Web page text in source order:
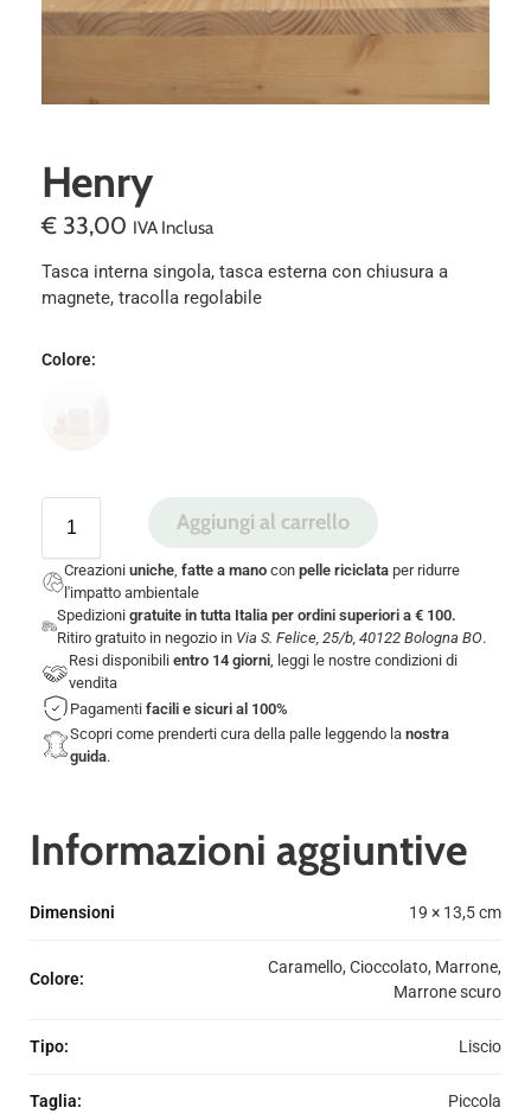
Henry
€ 33,00 IVA Inclusa
Tasca interna singola, tasca esterna con chiusura a
magnete, tracolla regolabile
Colore:
Aggiungi al carrello
Creazioniuniche,fatte a mano conpelle riciclata per ridurre
l'impatto ambientale
Spedizioni gratuite in tutta Italia per ordini superiori a € 100.
Ritiro gratuito in negozio in Via S. Felice, 25/b, 40122 Bologna BO.
Resi disponibili entro 14 giorni, leggi le nostre condizioni di
vendita
Pagamenti facili e sicuri al 100%
Scopri come prenderti cura della palle leggendo la nostra
guida.
Informazioni aggiuntive
Dimensioni 19 × 13,5 cm
Colore:
Caramello, Cioccolato, Marrone,
Marrone scuro
Tipo: Liscio
Taglia: Piccola